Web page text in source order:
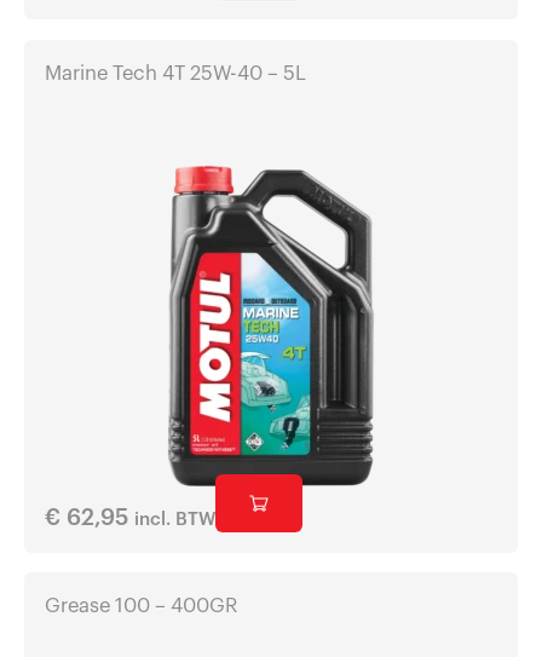
Marine Tech 4T 25W-40 – 5L
€ 62,95 incl. BTW
Grease 100 – 400GR